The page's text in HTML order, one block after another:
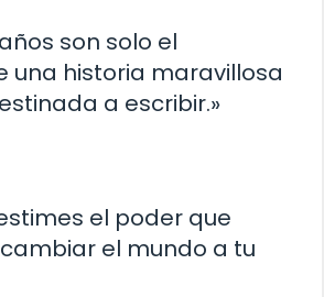
son solo el
una historia maravillosa
a escribir.»
el poder que
el mundo a tu